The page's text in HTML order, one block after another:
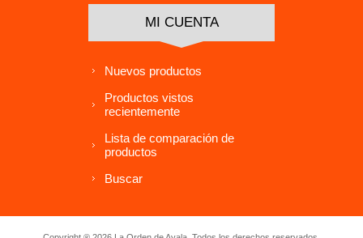
MI CUENTA
Nuevos productos
Productos vistos
recientemente
Lista de comparación de
productos
Buscar